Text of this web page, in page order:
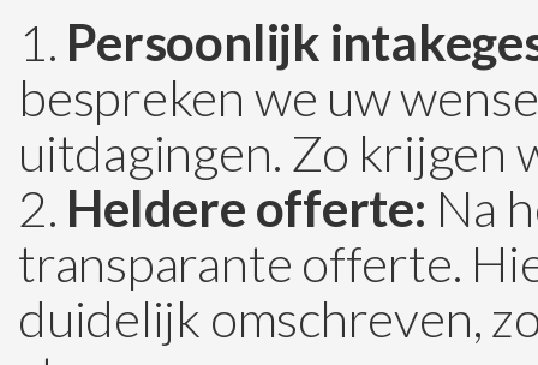
Persoonlijk
bespreken we uw
uitdagingen. Zo krijgen
Heldere offerte: Na
transparante offerte.
duidelijk omschreven,